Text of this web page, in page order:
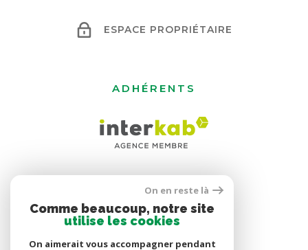
ESPACE PROPRIÉTAIRE
ADHÉRENTS
On en reste là
Comme beaucoup, notre site
utilise les cookies
On aimerait vous accompagner pendant